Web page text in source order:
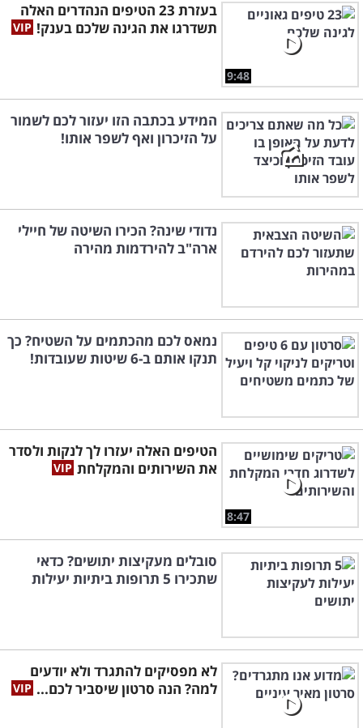
9:48
בעזרת 23 הטיפים הנהדרים האלה
תשדרגו את הגינה שלכם בענק!
המידע בכתבה הזו יעזור לכם לשמור
על הזיכרון ואף לשפר אותו!
נדודי שינה? הכירו השיטה של חיילי
ארה"ב להירדמות מהירה
נמאס לכם מהכתמים על השטיח? כך
תנקו אותם ב-6 שיטות שעובדות!
8:47
הטיפים האלה יעזרו לך לנקות ולסדר
את השירותים והמקלחת
סובלים מעקיצות יתושים? כדאי
שתכירו 5 תרופות ביתיות יעילות
לא מפסיקים להתגרד ולא יודעים
למה? הנה סרטון שיסביר לכם...